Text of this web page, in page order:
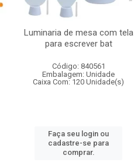
Luminaria de mesa com tela
para escrever bat
Código: 840561
Embalagem: Unidade
Caixa Com: 120 Unidade(s)
Faça seu login ou
cadastre-se para
comprar.